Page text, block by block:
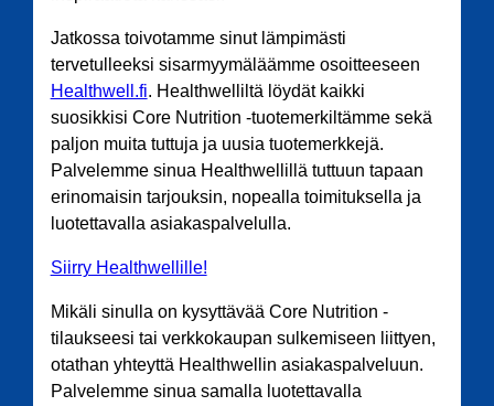
Jatkossa toivotamme sinut lämpimästi
tervetulleeksi sisarmyymäläämme osoitteeseen
Healthwell.fi. Healthwelliltä löydät kaikki
suosikkisi Core Nutrition -tuotemerkiltämme sekä
paljon muita tuttuja ja uusia tuotemerkkejä.
Palvelemme sinua Healthwellillä tuttuun tapaan
erinomaisin tarjouksin, nopealla toimituksella ja
luotettavalla asiakaspalvelulla.
Siirry Healthwellille!
Mikäli sinulla on kysyttävää Core Nutrition -
tilaukseesi tai verkkokaupan sulkemiseen liittyen,
otathan yhteyttä Healthwellin asiakaspalveluun.
Palvelemme sinua samalla luotettavalla